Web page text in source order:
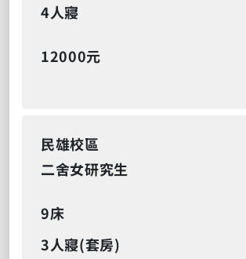
4人寢
12000元
民雄校區
二舍女研究生
9床
3人寢(套房)